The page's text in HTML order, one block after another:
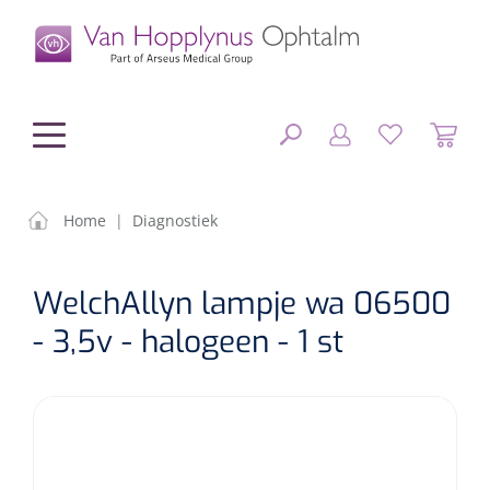
Chirurgisch materiaal
Diagnostiek
FILTEREN
Home | Diagnostiek
WelchAllyn lampje wa 06500
- 3,5v - halogeen - 1 st